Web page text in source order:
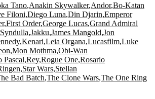
Tano,Anakin Skywalker,Andor,Bo-Katan
Filoni,Diego Luna,Din Djarin,Emperor
,First Order,George Lucas,Grand Admiral
,Jakku,James Mangold,Jon
,Kenari,Leia Organa,Lucasfilm,Luke
,Mon Mothma,Obi-Wan
Pascal,Rey,Rogue One,Rosario
,Star Wars,Stellan
Bad Batch,The Clone Wars,The One Ring